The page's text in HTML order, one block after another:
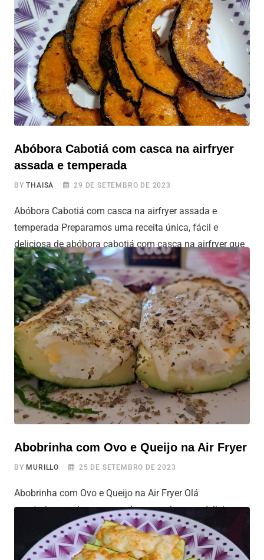
pão crocante, azeite e diversos ingredientes saborosos
por cima. E, com a airfryer, você pode prepará-las de
forma mais fácil, rápida e diferenciada. Você pode ser
criativo na escolha dos ingredientes, desde os clássicos
até combinações
Abóbora Cabotiá com casca na airfryer
assada e temperada
BYTHAISA 29 DE SETEMBRO DE 2023
Abóbora Cabotiá com casca na airfryer assada e
temperada Preparamos uma receita única, fácil e
deliciosa de abóbora cabotiá com casca na airfryer que
começa de forma inusitada. Cortamos a abóbora ao
meio de uma maneira verdadeiramente diferenciada,
soltando-a corajosamente de uma altura de
aproximadamente 1,5 metros. Essa técnica torna o
processo mais fácil e
Abobrinha com Ovo e Queijo na Air Fryer
BY MURILLO 25 DE SETEMBRO DE 2023
Abobrinha com Ovo e Queijo na Air Fryer Olá
vegetarianos e turma que adora esse legume delicioso, a
abobrinha! Hoje, estamos trazendo uma receita simples
e deliciosa que coloca a abobrinha no centro do palco,